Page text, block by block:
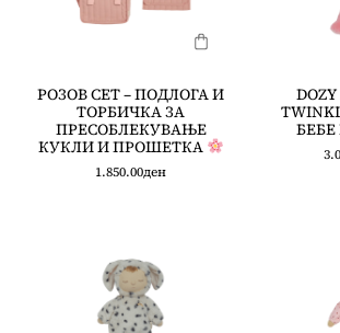
РОЗОВ СЕТ – ПОДЛОГА И
ТОРБИЧКА ЗА
ПРЕСОБЛЕКУВАЊЕ
КУКЛИ И ПРОШЕТКА
1.850.00ден